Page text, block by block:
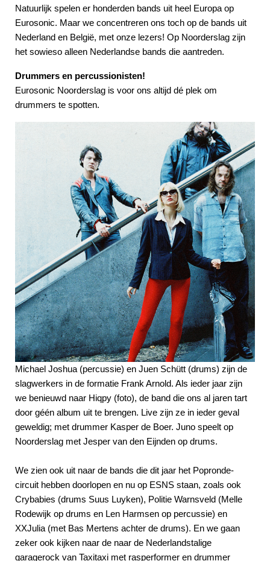
Natuurlijk spelen er honderden bands uit heel Europa op
Eurosonic. Maar we concentreren ons toch op de bands uit
Nederland en België, met onze lezers! Op Noorderslag zijn
het sowieso alleen Nederlandse bands die aantreden.
Drummers en percussionisten!
Eurosonic Noorderslag is voor ons altijd dé plek om
drummers te spotten.
Michael Joshua (percussie) en Juen Schütt (drums) zijn de
slagwerkers in de formatie Frank Arnold. Als ieder jaar zijn
we benieuwd naar Hiqpy (foto), de band die ons al jaren tart
door géén album uit te brengen. Live zijn ze in ieder geval
geweldig; met drummer Kasper de Boer. Juno speelt op
Noorderslag met Jesper van den Eijnden op drums.
We zien ook uit naar de bands die dit jaar het Popronde-
circuit hebben doorlopen en nu op ESNS staan, zoals ook
Crybabies (drums Suus Luyken), Politie Warnsveld (Melle
Rodewijk op drums en Len Harmsen op percussie) en
XXJulia (met Bas Mertens achter de drums). En we gaan
zeker ook kijken naar de naar de Nederlandstalige
garagerock van Taxitaxi met rasperformer en drummer